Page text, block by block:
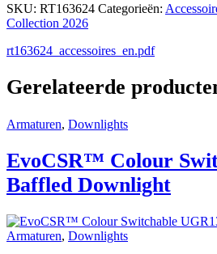
SKU: RT163624 Categorieën:
Collection 2026
rt163624_accessoires_en.pdf
Gerelateerde
Armaturen, Downlights
EvoCSR™ Colour
Baffled Downlight
Armaturen, Downlights